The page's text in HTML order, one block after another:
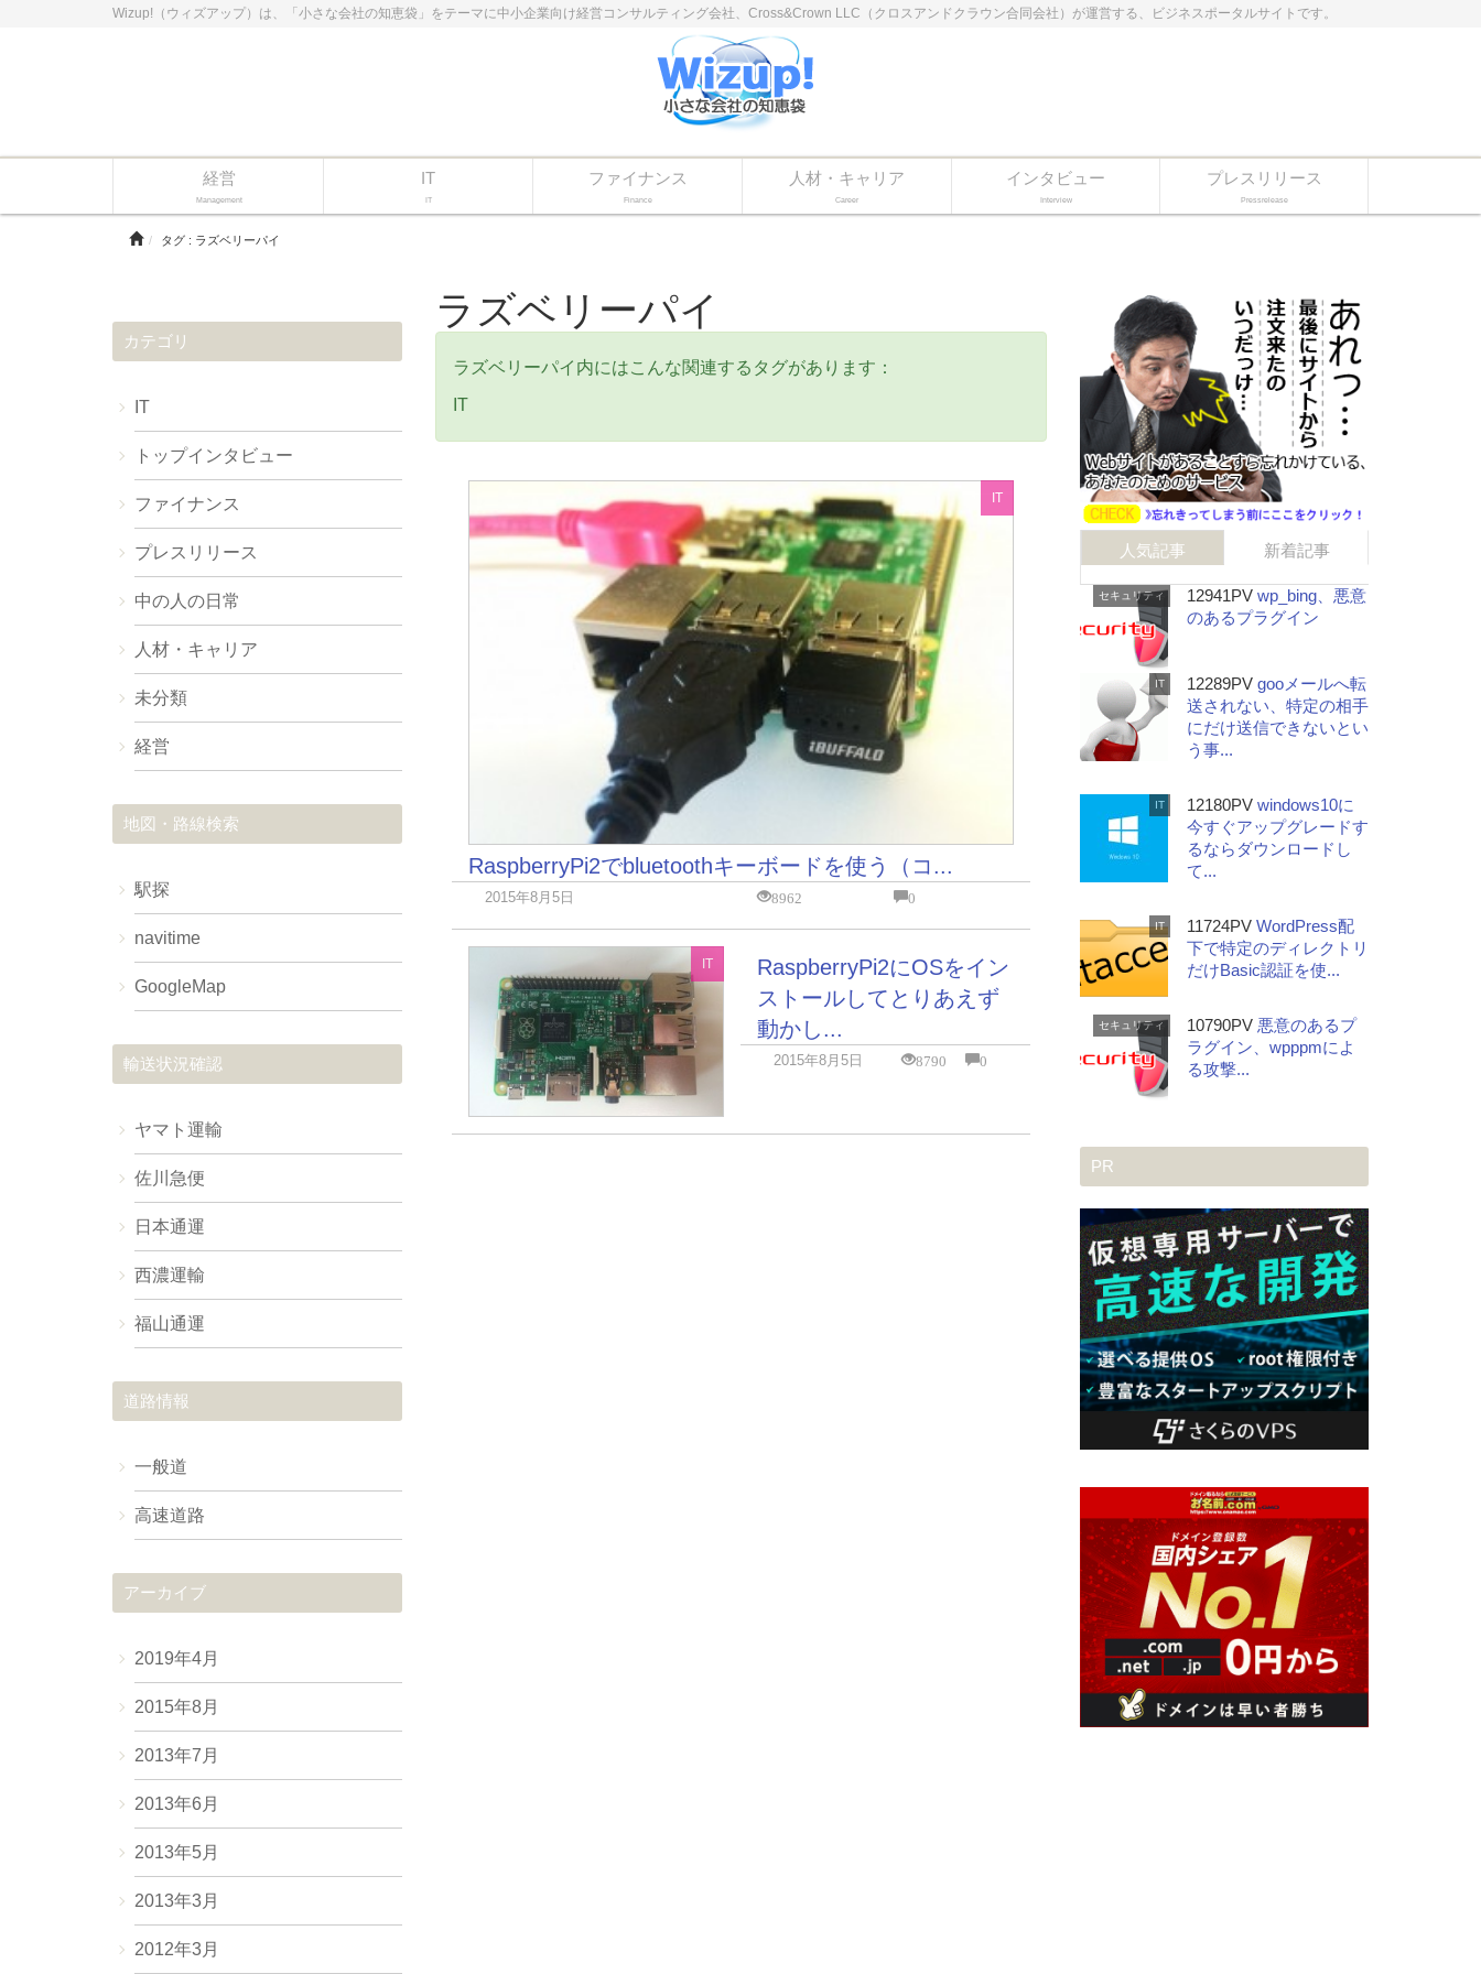
Wizup!（ウィズアップ）は、「小さな会社の知恵袋」をテーマに中小企業向け経営コンサルティング会社、Cross&Crown LLC（クロスアンドクラウン合同会社）が運営する、ビジネスポータルサイトです。
経営
Management
IT
IT
ファイナンス
Finance
人材・キャリア
Career
インタビュー
Interview
プレスリリース
Pressrelease
タグ : ラズベリーパイ
ラズベリーパイ
ラズベリーパイ内にはこんな関連するタグがあります：
IT
IT
RaspberryPi2でbluetoothキーボードを使う（コ...
2015年8月5日 8962 0
IT
RaspberryPi2にOSをイン
ストールしてとりあえず
動かし...
2015年8月5日 8790 0
カテゴリ
IT
トップインタビュー
ファイナンス
プレスリリース
中の人の日常
人材・キャリア
未分類
経営
地図・路線検索
駅探
navitime
GoogleMap
輸送状況確認
ヤマト運輸
佐川急便
日本通運
西濃運輸
福山通運
道路情報
一般道
高速道路
アーカイブ
2019年4月
2015年8月
2013年7月
2013年6月
2013年5月
2013年3月
2012年3月
人気記事 新着記事
セキュリティ 12941PV wp_bing、悪意
のあるプラグイン
IT 12289PV gooメールへ転
送されない、特定の相手
にだけ送信できないとい
う事...
IT 12180PV windows10に
今すぐアップグレードす
るならダウンロードし
て...
IT 11724PV WordPress配
下で特定のディレクトリ
だけBasic認証を使...
セキュリティ 10790PV 悪意のあるプ
ラグイン、wpppmによ
る攻撃...
PR